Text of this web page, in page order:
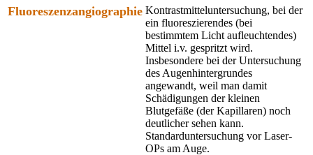
Fluoreszenzangiographie Kontrastmitteluntersuchung, bei der
ein fluoreszierendes (bei
bestimmtem Licht aufleuchtendes)
Mittel i.v. gespritzt wird.
Insbesondere bei der Untersuchung
des Augenhintergrundes
angewandt, weil man damit
Schädigungen der kleinen
Blutgefäße (der Kapillaren) noch
deutlicher sehen kann.
Standarduntersuchung vor Laser-
OPs am Auge.